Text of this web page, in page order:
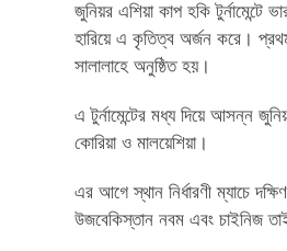
জুনিয়র এশিয়া কাপ হকি টুর্নামেন্টে
হারিয়ে এ কৃতিত্ব অর্জন করে।
সালালাহে অনুষ্ঠিত হয়।
এ টুর্নামেন্টের মধ্য দিয়ে আসন্ন
কোরিয়া ও মালয়েশিয়া।
এর আগে স্থান নির্ধারণী ম্যাচে
উজবেকিস্তান নবম এবং চাইনিজ